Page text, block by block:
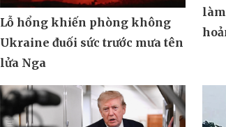
Lỗ hổng khiến phòng không
Ukraine đuối sức trước mưa tên
lửa Nga